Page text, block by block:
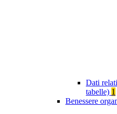
Dati
tabelle) 1
Benessere